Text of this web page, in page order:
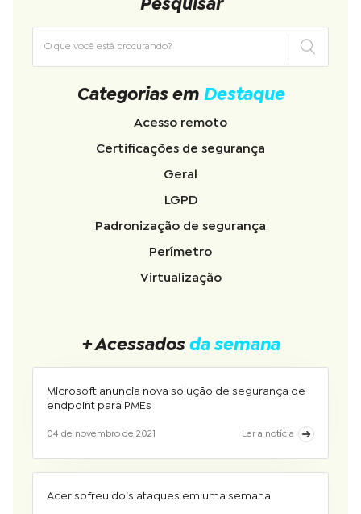
Pesquisar
Categorias em Destaque
Acesso remoto
Certificações de segurança
Geral
LGPD
Padronização de segurança
Perímetro
Virtualização
+ Acessados da semana
Microsoft anuncia nova solução de segurança de
endpoint para PMEs
04 de novembro de 2021 Ler a notícia
Acer sofreu dois ataques em uma semana